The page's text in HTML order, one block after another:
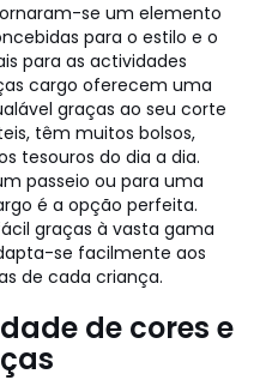
se um elemento
para o estilo e o
para as actividades
cargo oferecem uma
graças ao seu corte
têm muitos bolsos,
tesouros do dia a dia.
passeio ou para uma
é a opção perfeita.
graças à vasta gama
se facilmente aos
de cada criança.
de cores e